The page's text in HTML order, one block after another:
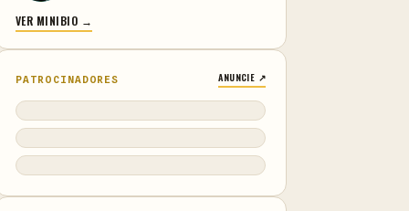
VER MINIBIO →
PATROCINADORES ANUNCIE ↗